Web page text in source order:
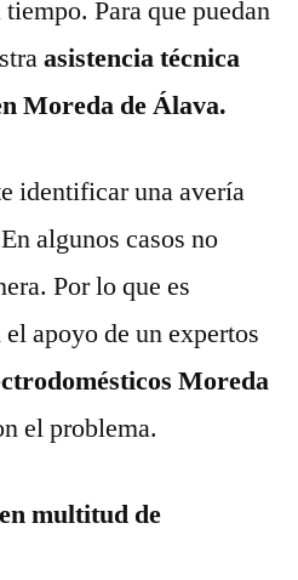
Para que puedan
asistencia técnica
Moreda de Álava.
identificar una avería
algunos casos no
Por lo que es
apoyo de un expertos
Moreda
el problema.
multitud de